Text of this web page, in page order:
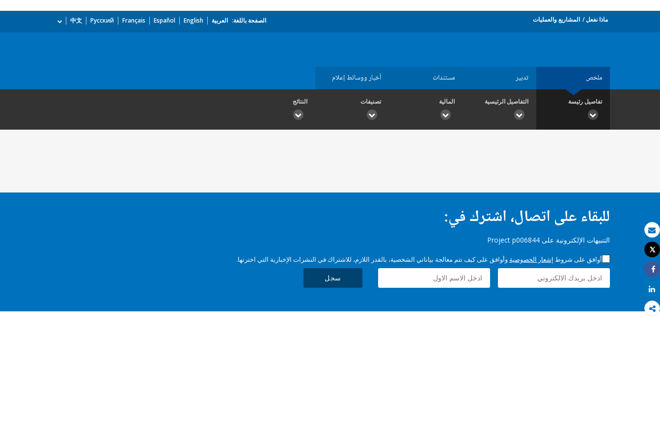
بريد الكتروني
طباعة
Tweet
Share
Share
ماذا نفعل المشاريع والعمليات الصفحة باللغة: العربية English
Español
Français
Русский
中文
ملخص تدبير مستندات أخبار ووسائط إعلام
تفاصيل رئيسة التفاصيل الرئيسية المالية تصنيفات النتائج
للبقاء على اتصال، اشترك في:
التنبيهات الإلكترونية على Project p006844
أوافق على شروط إشعار الخصوصية وأوافق على كيف تتم معالجة بياناتي الشخصية، بالقدر اللازم، للاشتراك في النشرات الإخبارية التي اخترتها.
سجل